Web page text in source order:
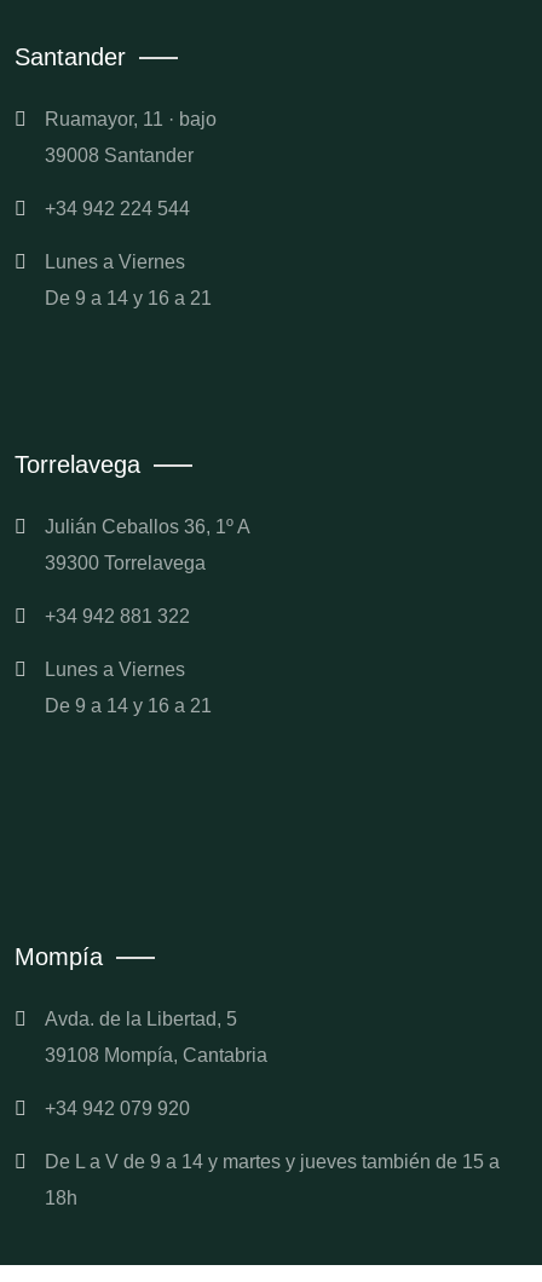
Santander
Ruamayor, 11 · bajo
39008 Santander
+34 942 224 544
Lunes a Viernes
De 9 a 14 y 16 a 21
Torrelavega
Julián Ceballos 36, 1º A
39300 Torrelavega
+34 942 881 322
Lunes a Viernes
De 9 a 14 y 16 a 21
Mompía
Avda. de la Libertad, 5
39108 Mompía, Cantabria
+34 942 079 920
De L a V de 9 a 14 y martes y jueves también de 15 a
18h